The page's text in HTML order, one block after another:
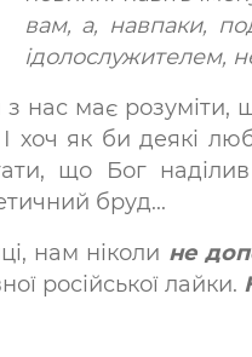
вам, а, навпаки,
ідолослужителем,
нас має розуміти,
І хоч як би деякі
що Бог
бруд...
нам ніколи не
російської лайки.